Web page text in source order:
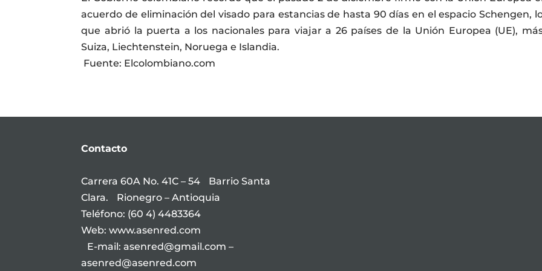
acuerdo de eliminación del visado para estancias de hasta 90 días en el espacio Schengen,
que abrió la puerta a los nacionales para viajar a 26 países de la Unión Europea (UE),
Suiza, Liechtenstein, Noruega e Islandia.
Fuente: Elcolombiano.com
Contacto
Carrera 60A No. 41C – 54 Barrio Santa
Clara. Rionegro – Antioquia
Teléfono: (60 4) 4483364
Web: www.asenred.com
E-mail: asenred@gmail.com –
asenred@asenred.com